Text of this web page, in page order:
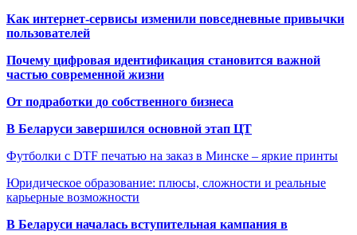
Как интернет-сервисы изменили повседневные привычки
пользователей
Почему цифровая идентификация становится важной
частью современной жизни
От подработки до собственного бизнеса
В Беларуси завершился основной этап ЦТ
Футболки с DTF печатью на заказ в Минске – яркие принты
Юридическое образование: плюсы, сложности и реальные
карьерные возможности
В Беларуси началась вступительная кампания в